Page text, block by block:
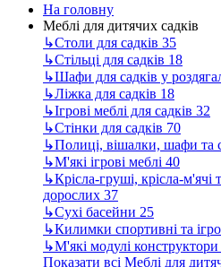
На головну
Меблі для дитячих садків
↳Столи для садків 35
↳Стільці для садків 18
↳Шафи для садків у
↳Ліжка для садків 18
↳Ігрові меблі для садків 32
↳Стінки для садків 70
↳Полиці, вішалки, шафи та
↳М'які ігрові меблі 40
↳Крісла-груші, крісла-м'ячі
дорослих 37
↳Сухі басейни 25
↳Килимки спортивні та
↳М'які модулі конструктори
Показати всі Меблі для